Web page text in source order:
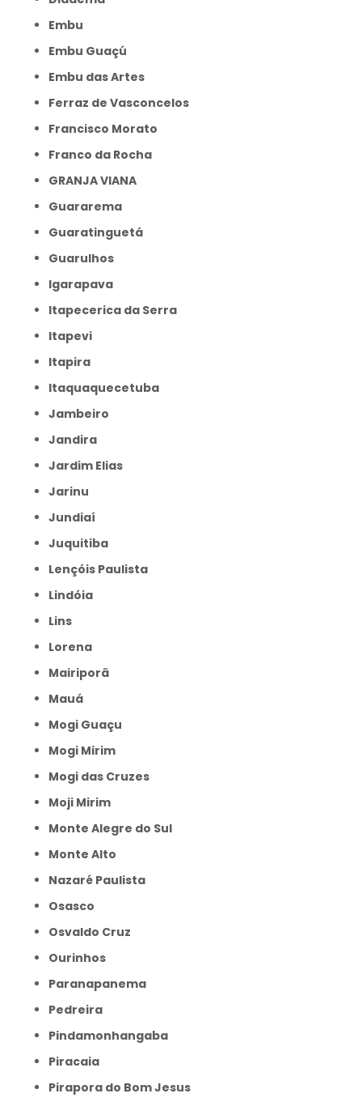
Embu
Embu Guaçú
Embu das Artes
Ferraz de Vasconcelos
Francisco Morato
Franco da Rocha
GRANJA VIANA
Guararema
Guaratinguetá
Guarulhos
Igarapava
Itapecerica da Serra
Itapevi
Itapira
Itaquaquecetuba
Jambeiro
Jandira
Jardim Elias
Jarinu
Jundiaí
Juquitiba
Lençóis Paulista
Lindóia
Lins
Lorena
Mairiporã
Mauá
Mogi Guaçu
Mogi Mirim
Mogi das Cruzes
Moji Mirim
Monte Alegre do Sul
Monte Alto
Nazaré Paulista
Osasco
Osvaldo Cruz
Ourinhos
Paranapanema
Pedreira
Pindamonhangaba
Piracaia
Pirapora do Bom Jesus